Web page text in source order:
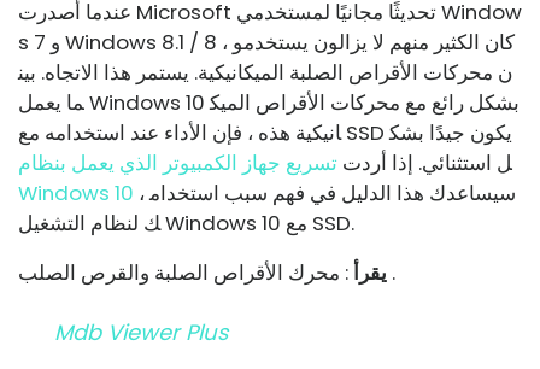
عندما أصدرت Microsoft تحديثًا مجانيًا لمستخدمي Window
s 7 و Windows 8.1 / 8 ، كان الكثير منهم لا يزالون يستخدمو
ن محركات الأقراص الصلبة الميكانيكية. يستمر هذا الاتجاه. بين
ما يعمل Windows 10 بشكل رائع مع محركات الأقراص الميك
انيكية هذه ، فإن الأداء عند استخدامه مع SSD يكون جيدًا بشك
ل استثنائي. إذا أردت تسريع جهاز الكمبيوتر الذي يعمل بنظام
Windows 10 ، سيساعدك هذا الدليل في فهم سبب استخدام
ك لنظام التشغيل Windows 10 مع SSD.
يقرأ : محرك الأقراص الصلبة والقرص الصلب .
Mdb Viewer Plus